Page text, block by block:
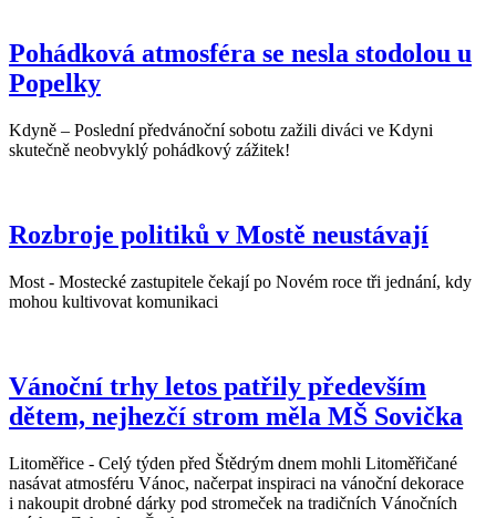
Pohádková atmosféra se nesla stodolou u
Popelky
Kdyně – Poslední předvánoční sobotu zažili diváci ve Kdyni
skutečně neobvyklý pohádkový zážitek!
Rozbroje politiků v Mostě neustávají
Most - Mostecké zastupitele čekají po Novém roce tři jednání, kdy
mohou kultivovat komunikaci
Vánoční trhy letos patřily především
dětem, nejhezčí strom měla MŠ Sovička
Litoměřice - Celý týden před Štědrým dnem mohli Litoměřičané
nasávat atmosféru Vánoc, načerpat inspiraci na vánoční dekorace
i nakoupit drobné dárky pod stromeček na tradičních Vánočních